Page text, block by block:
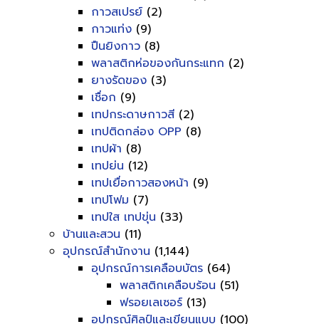
กาวสเปรย์ (2)
กาวแท่ง (9)
ปืนยิงกาว (8)
พลาสติกห่อของกันกระแทก (2)
ยางรัดของ (3)
เชื่อก (9)
เทปกระดาษกาวสี (2)
เทปติดกล่อง OPP (8)
เทปผ้า (8)
เทปย่น (12)
เทปเยื่อกาวสองหน้า (9)
เทปโฟม (7)
เทปใส เทปขุ่น (33)
บ้านและสวน (11)
อุปกรณ์สำนักงาน (1,144)
อุปกรณ์การเคลือบบัตร (64)
พลาสติกเคลือบร้อน (51)
ฟรอยเลเซอร์ (13)
อุปกรณ์ศิลป์และเขียนแบบ (100)